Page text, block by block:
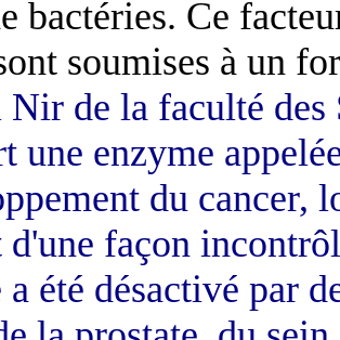
bactéries. Ce
soumises à un
Nir de la faculté
une enzyme
du cancer,
d'une façon
été désactivé par